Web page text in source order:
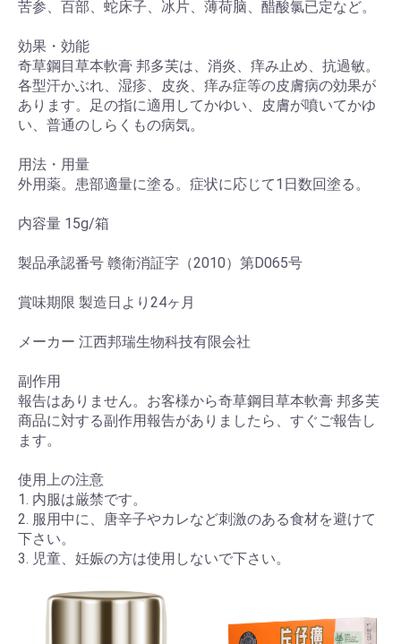
苦参、百部、蛇床子、冰片、薄荷脑、醋酸氯已定など。
効果・効能
奇草鋼目草本軟膏 邦多芙は、消炎、痒み止め、抗過敏。
各型汗かぶれ、湿疹、皮炎、痒み症等の皮膚病の効果が
あります。足の指に適用してかゆい、皮膚が噴いてかゆ
い、普通のしらくもの病気。
用法・用量
外用薬。患部適量に塗る。症状に応じて1日数回塗る。
内容量 15g/箱
製品承認番号 赣衛消証字（2010）第D065号
賞味期限 製造日より24ヶ月
メーカー 江西邦瑞生物科技有限会社
副作用
報告はありません。お客様から奇草鋼目草本軟膏 邦多芙
商品に対する副作用報告がありましたら、すぐご報告し
ます。
使用上の注意
1. 内服は厳禁です。
2. 服用中に、唐辛子やカレなど刺激のある食材を避けて
下さい。
3. 児童、妊娠の方は使用しないで下さい。